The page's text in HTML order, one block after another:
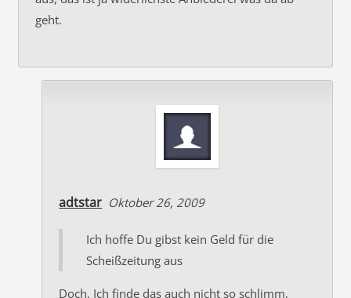
geht.
adtstar Oktober 26, 2009
Ich hoffe Du gibst kein Geld für die
Scheißzeitung aus
Doch. Ich finde das auch nicht so schlimm,